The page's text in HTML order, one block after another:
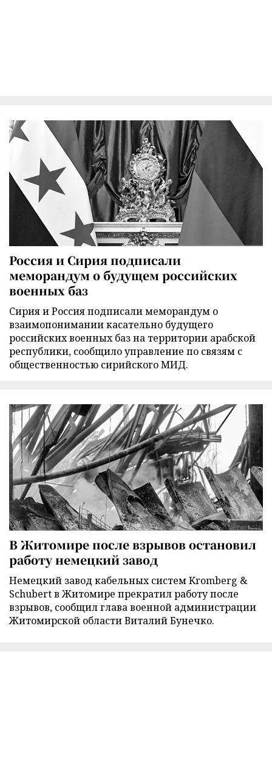
Россия и Сирия подписали
меморандум о будущем российских
военных баз
Сирия и Россия подписали меморандум о
взаимопонимании касательно будущего
российских военных баз на территории арабской
республики, сообщило управление по связям с
общественностью сирийского МИД.
В Житомире после взрывов остановил
работу немецкий завод
Немецкий завод кабельных систем Kromberg &
Schubert в Житомире прекратил работу после
взрывов, сообщил глава военной администрации
Житомирской области Виталий Бунечко.